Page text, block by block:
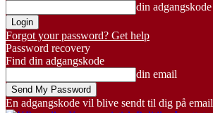
din adgangskode
Forgot your password? Get help
Password recovery
Find din adgangskode
din email
En adgangskode vil blive sendt til dig på email